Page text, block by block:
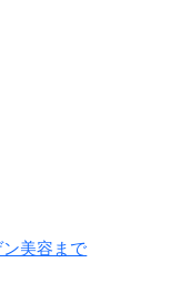
表示
、
た。
としたからです。
美容まで